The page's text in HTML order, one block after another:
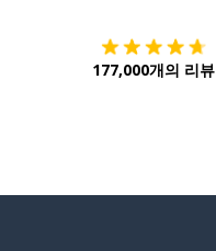
177,000개의 리뷰